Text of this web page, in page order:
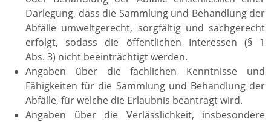
Darlegung, dass die Sammlung und Behandlung der
Abfälle umweltgerecht, sorgfältig und sachgerecht
erfolgt, sodass die öffentlichen Interessen (§ 1
Abs. 3) nicht beeinträchtigt werden.
Angaben über die fachlichen Kenntnisse und
Fähigkeiten für die Sammlung und Behandlung der
Abfälle, für welche die Erlaubnis beantragt wird.
Angaben über die Verlässlichkeit, insbesondere